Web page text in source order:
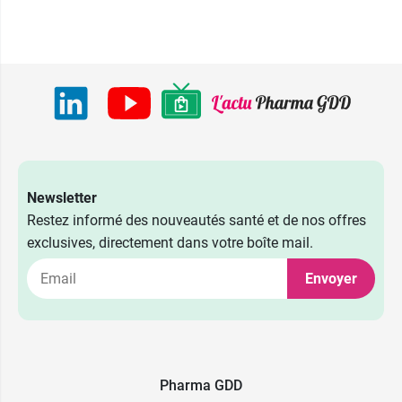
Newsletter
Restez informé des nouveautés santé et de nos offres
exclusives, directement dans votre boîte mail.
Envoyer
Pharma GDD